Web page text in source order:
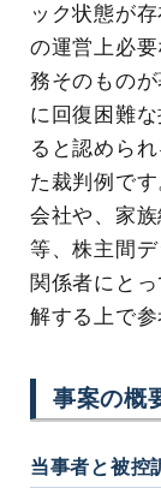
ック状態が
の運営上必
務そのもの
に回復困難
ると認めら
た裁判例で
会社や、家
等、株主間
関係者にと
解する上で参
事案の概
当事者と被控